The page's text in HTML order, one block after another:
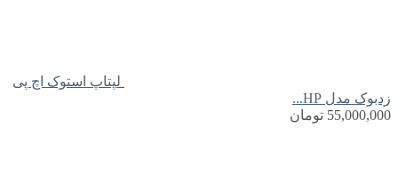
لپتاپ استوک اچ پی
زدبوک مدل HP...
55,000,000 تومان